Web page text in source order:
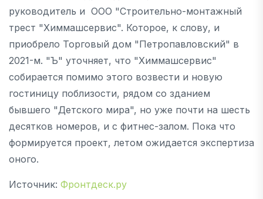
руководитель и ООО "Строительно-монтажный
трест "Химмашсервис". Которое, к слову, и
приобрело Торговый дом "Петропавловский" в
2021-м. "Ъ" уточняет, что "Химмашсервис"
собирается помимо этого возвести и новую
гостиницу поблизости, рядом со зданием
бывшего "Детского мира", но уже почти на шесть
десятков номеров, и с фитнес-залом. Пока что
формируется проект, летом ожидается экспертиза
оного.
Источник: Фронтдеск.ру